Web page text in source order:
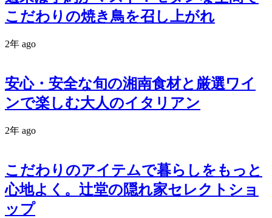
こだわりの焼き鳥を召し上がれ
2年 ago
安心・安全な旬の湘南食材と厳選ワイ
ンで楽しむ大人のイタリアン
2年 ago
こだわりのアイテムで暮らしをもっと
心地よく。辻堂の隠れ家セレクトショ
ップ